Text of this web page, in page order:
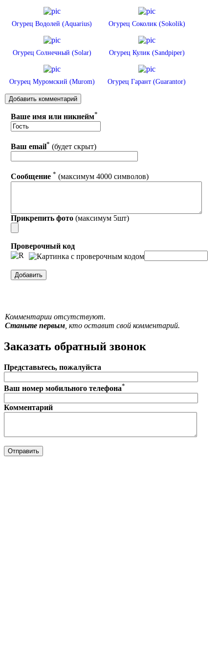
Огурец Водолей (Aquarius) Огурец Соколик (Sokolik)
Огурец Солнечный (Solar) Огурец Кулик (Sandpiper)
Огурец Муромский (Murom) Огурец Гарант (Guarantor)
Ваше имя или никнейм*
Ваш email* (будет скрыт)
Сообщение * (максимум 4000 символов)
Прикрепить фото (максимум 5шт)
Проверочный код
Комментарии отсутствуют.
Станьте первым, кто оставит свой комментарий.
Заказать обратный звонок
Представьтесь, пожалуйста
Ваш номер мобильного телефона*
Комментарий